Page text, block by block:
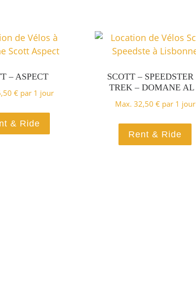
Les options peuvent être choisies
– ASPECT
€par 1 jour
& Ride
Ce produit a plusieurs variations.
SCOTT –
TREK – DOMANE AL
Max. 32,50 €par 1 jour
Rent & Ride
Les options peuvent être choisies